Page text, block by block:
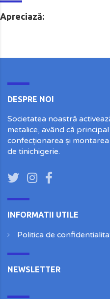
Apreciază:
DESPRE NOI
Societatea noastră
metalice, având că
confecționarea și
de tinichigerie.
INFORMATII UTILE
Politica de
NEWSLETTER